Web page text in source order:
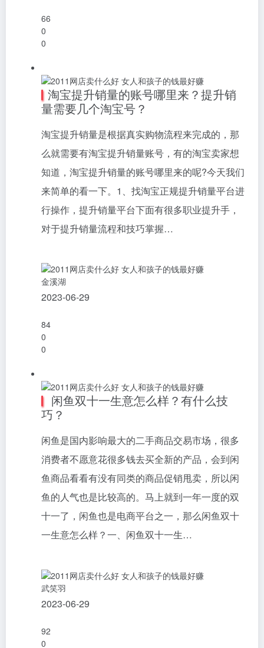
66
0
0
淘宝提升销量的账号哪里来？提升销
量需要几个淘宝号？
淘宝提升销量是根据真实购物流程来完成的，那
么就需要有淘宝提升销量账号，有的淘宝卖家想
知道，淘宝提升销量的账号哪里来的呢?今天我们
来简单的看一下。1、找淘宝正规提升销量平台进
行操作，提升销量平台下面有很多职业提升手，
对于提升销量流程和技巧掌握…
金溪湖
2023-06-29
84
0
0
闲鱼双十一生意怎么样？有什么技
巧？
闲鱼是国内影响最大的二手商品交易市场，很多
消费者不愿意花很多钱去买全新的产品，会到闲
鱼商品看看有没有同类的商品促销甩卖，所以闲
鱼的人气也是比较高的。马上就到一年一度的双
十一了，闲鱼也是电商平台之一，那么闲鱼双十
一生意怎么样？一、闲鱼双十一生…
武笑羽
2023-06-29
92
0